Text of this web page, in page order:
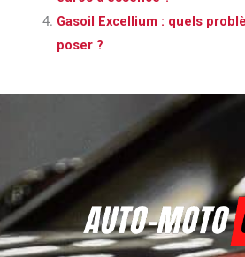
Gasoil Excellium : quels problèmes peut-il vraiment
poser ?